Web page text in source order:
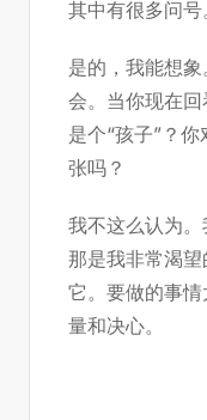
其中有很多问号
是的，我能想
会。当你现在
是个“孩子”？
张吗？
我不这么认为。
那是我非常渴
它。要做的事
量和决心。